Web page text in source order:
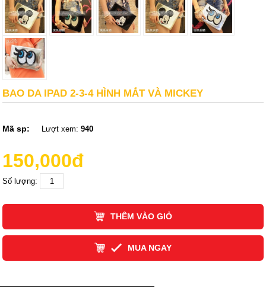
BAO DA IPAD 2-3-4 HÌNH MẮT VÀ MICKEY
Mã sp: Lượt xem:940
150,000đ
Số lượng:
THÊM VÀO GIỎ
MUA NGAY